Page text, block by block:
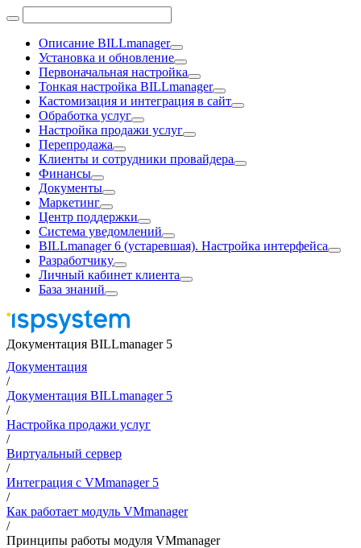
Описание BILLmanager
Установка и обновление
Первоначальная настройка
Тонкая настройка BILLmanager
Кастомизация и интеграция в сайт
Обработка услуг
Настройка продажи услуг
Перепродажа
Клиенты и сотрудники провайдера
Финансы
Документы
Маркетинг
Центр поддержки
Система уведомлений
BILLmanager 6 (устаревшая). Настройка интерфейса
Разработчику
Личный кабинет клиента
База знаний
Документация BILLmanager 5
Документация
/
Документация BILLmanager 5
/
Настройка продажи услуг
/
Виртуальный сервер
/
Интеграция с VMmanager 5
/
Как работает модуль VMmanager
/
Принципы работы модуля VMmanager